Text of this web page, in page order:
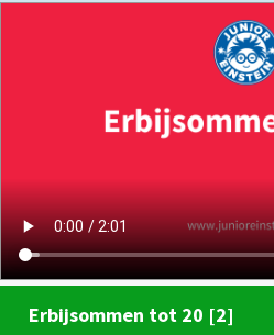
Erbijsommen tot 20 [2]